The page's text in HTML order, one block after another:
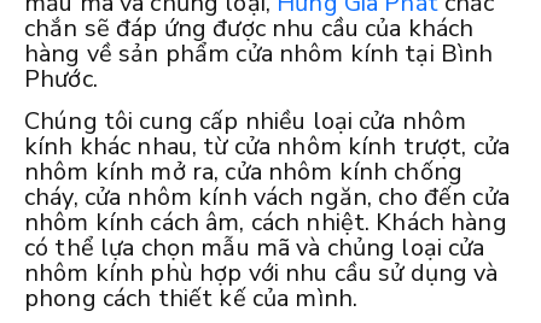
chắn sẽ đáp ứng được nhu cầu của khách
hàng về sản phẩm cửa nhôm kính tại Bình
Phước.
Chúng tôi cung cấp nhiều loại cửa nhôm
kính khác nhau, từ cửa nhôm kính trượt, cửa
nhôm kính mở ra, cửa nhôm kính chống
cháy, cửa nhôm kính vách ngăn, cho đến cửa
nhôm kính cách âm, cách nhiệt. Khách hàng
có thể lựa chọn mẫu mã và chủng loại cửa
nhôm kính phù hợp với nhu cầu sử dụng và
phong cách thiết kế của mình.